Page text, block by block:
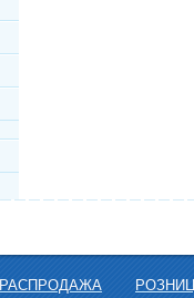
РАСПРОДАЖА